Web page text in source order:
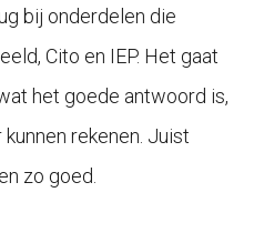
bij onderdelen die
Cito en IEP. Het gaat
het goede antwoord is,
rekenen. Juist
zo goed.